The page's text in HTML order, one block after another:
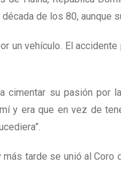
de los 80, aunque
vehículo. El
su pasión por
y era que en vez de
tarde se unió al